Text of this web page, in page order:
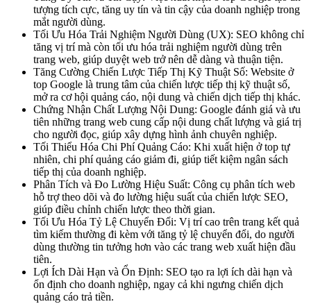
tượng tích cực, tăng uy tín và tin cậy của doanh nghiệp trong
mắt người dùng.
Tối Ưu Hóa Trải Nghiệm Người Dùng (UX): SEO không chỉ
tăng vị trí mà còn tối ưu hóa trải nghiệm người dùng trên
trang web, giúp duyệt web trở nên dễ dàng và thuận tiện.
Tăng Cường Chiến Lược Tiếp Thị Kỹ Thuật Số: Website ở
top Google là trung tâm của chiến lược tiếp thị kỹ thuật số,
mở ra cơ hội quảng cáo, nội dung và chiến dịch tiếp thị khác.
Chứng Nhận Chất Lượng Nội Dung: Google đánh giá và ưu
tiên những trang web cung cấp nội dung chất lượng và giá trị
cho người đọc, giúp xây dựng hình ảnh chuyên nghiệp.
Tối Thiểu Hóa Chi Phí Quảng Cáo: Khi xuất hiện ở top tự
nhiên, chi phí quảng cáo giảm đi, giúp tiết kiệm ngân sách
tiếp thị của doanh nghiệp.
Phân Tích và Đo Lường Hiệu Suất: Công cụ phân tích web
hỗ trợ theo dõi và đo lường hiệu suất của chiến lược SEO,
giúp điều chỉnh chiến lược theo thời gian.
Tối Ưu Hóa Tỷ Lệ Chuyển Đổi: Vị trí cao trên trang kết quả
tìm kiếm thường đi kèm với tăng tỷ lệ chuyển đổi, do người
dùng thường tin tưởng hơn vào các trang web xuất hiện đầu
tiên.
Lợi Ích Dài Hạn và Ổn Định: SEO tạo ra lợi ích dài hạn và
ổn định cho doanh nghiệp, ngay cả khi ngưng chiến dịch
quảng cáo trả tiền.